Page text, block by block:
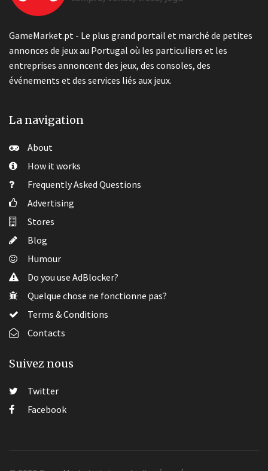
GameMarket.pt - Le plus grand portail et marché de petites
annonces de jeux au Portugal où les particuliers et les
entreprises annoncent des jeux, des consoles, des
événements et des services liés aux jeux.
La navigation
About
How it works
Frequently Asked Questions
Advertising
Stores
Blog
Humour
Do you use AdBlocker?
Quelque chose ne fonctionne pas?
Terms & Conditions
Contacts
Suivez nous
Twitter
Facebook